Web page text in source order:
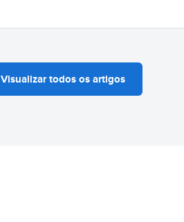
Visualizar todos os artigos